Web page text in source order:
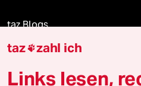
taz Blogs
taz FUTURZWEI
Le Monde diplomatique
taz zahl ich
Links lesen,